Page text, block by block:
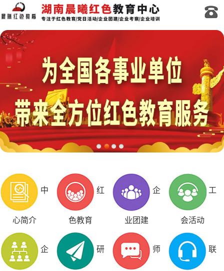
中
心简介
红
色教育
企
业团建
工
会活动
企 研 师 联